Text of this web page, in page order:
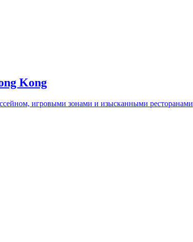
Kong
игровыми зонами и изысканными ресторанами